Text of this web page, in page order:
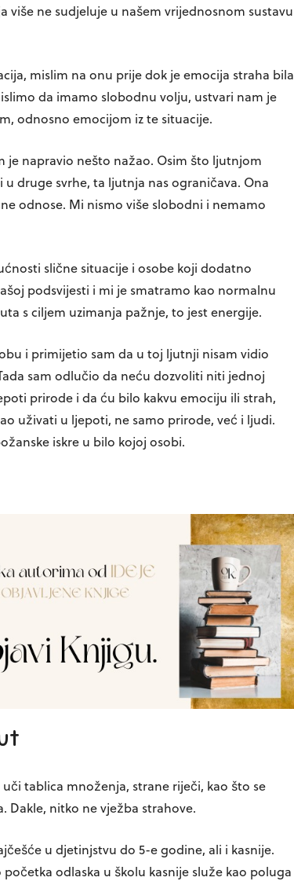
više ne sudjeluje u našem vrijednosnom sustavu
mislim na onu prije dok je emocija straha bila
da imamo slobodnu volju, ustvari nam je
odnosno emocijom iz te situacije.
je napravio nešto nažao. Osim što ljutnjom
druge svrhe, ta ljutnja nas ograničava. Ona
odnose. Mi nismo više slobodni i nemamo
slične situacije i osobe koji dodatno
podsvijesti i mi je smatramo kao normalnu
s ciljem uzimanja pažnje, to jest energije.
i primijetio sam da u toj ljutnji nisam vidio
sam odlučio da neću dozvoliti niti jednoj
prirode i da ću bilo kakvu emociju ili strah,
uživati u ljepoti, ne samo prirode, već i ljudi.
iskre u bilo kojoj osobi.
tablica množenja, strane riječi, kao što se
Dakle, nitko ne vježba strahove.
u djetinjstvu do 5-e godine, ali i kasnije.
odlaska u školu kasnije služe kao poluga